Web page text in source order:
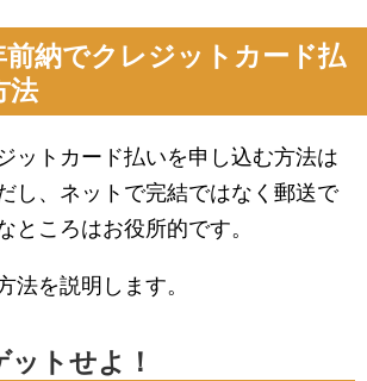
前納でクレジットカード払
法
ットカード払いを申し込む方法は
し、ネットで完結ではなく郵送で
ところはお役所的です。
法を説明します。
トせよ！